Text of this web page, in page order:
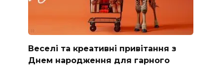
Веселі та креативні привітання з
Днем народження для гарного